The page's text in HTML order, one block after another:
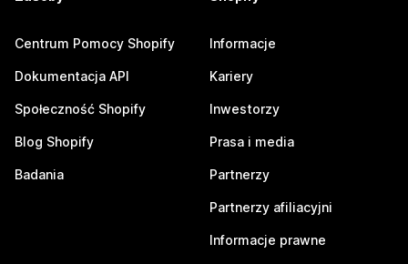
Centrum Pomocy Shopify
Dokumentacja API
Społeczność Shopify
Blog Shopify
Badania
Informacje
Kariery
Inwestorzy
Prasa i media
Partnerzy
Partnerzy afiliacyjni
Informacje prawne